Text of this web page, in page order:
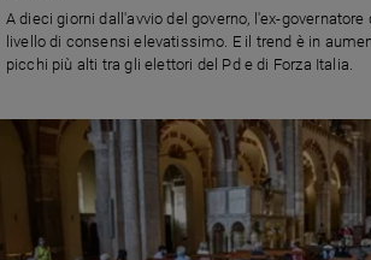
A dieci giorni dall'avvio del governo, l'ex-governatore
livello di consensi elevatissimo. E il trend è in
picchi più alti tra gli elettori del Pd e di Forza Italia.